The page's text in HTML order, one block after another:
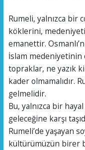
Rumeli, yalnızca bir
köklerini,
emanettir.
İslam medeniyetinin
topraklar, ne yazık
kader olmamalıdır.
gelmelidir.
Bu, yalnızca bir
geleceğine karşı
Rumeli’de yaşayan
kültürümüzün birer